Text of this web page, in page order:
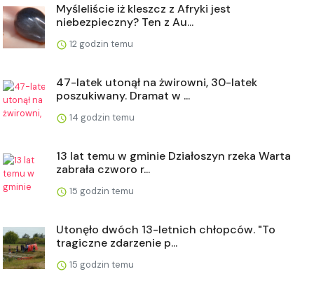
Myśleliście iż kleszcz z Afryki jest
niebezpieczny? Ten z Au...
12 godzin temu
47-latek utonął na żwirowni, 30-latek
poszukiwany. Dramat w ...
14 godzin temu
13 lat temu w gminie Działoszyn rzeka Warta
zabrała czworo r...
15 godzin temu
Utonęło dwóch 13-letnich chłopców. "To
tragiczne zdarzenie p...
15 godzin temu